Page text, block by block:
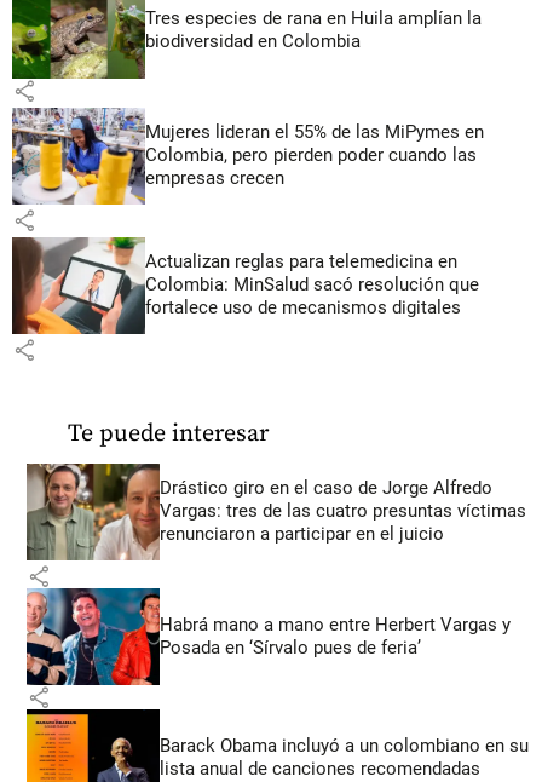
Tres especies de rana en Huila amplían la
biodiversidad en Colombia
share
Mujeres lideran el 55% de las MiPymes en
Colombia, pero pierden poder cuando las
empresas crecen
share
Actualizan reglas para telemedicina en
Colombia: MinSalud sacó resolución que
fortalece uso de mecanismos digitales
share
Te puede interesar
Drástico giro en el caso de Jorge Alfredo
Vargas: tres de las cuatro presuntas víctimas
renunciaron a participar en el juicio
share
Habrá mano a mano entre Herbert Vargas y
Posada en ‘Sírvalo pues de feria’
share
Barack Obama incluyó a un colombiano en su
lista anual de canciones recomendadas